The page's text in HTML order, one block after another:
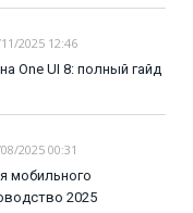
2025 12:46
One UI 8: полный гайд
2025 00:31
мобильного
2025